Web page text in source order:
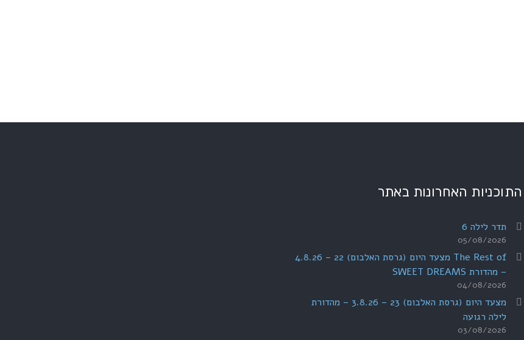
התוכניות האחרונות באתר
תדר לילה 6
05/08/2026
The Rest of מצעד היום (גרסת האלבום) 22 – 4.8.26
– מהדורת SWEET DREAMS
04/08/2026
מצעד היום (גרסת האלבום) 23 – 3.8.26 – מהדורת
לילה רגועה
03/08/2026